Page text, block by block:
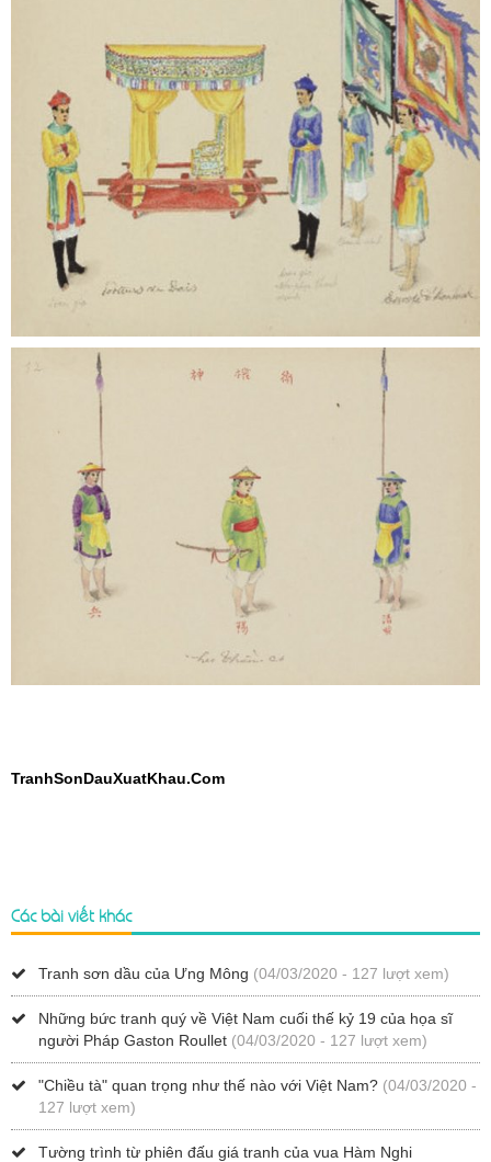
TranhSonDauXuatKhau.Com
Các bài viết khác
Tranh sơn dầu của Ưng Mông (04/03/2020 - 127 lượt xem)
Những bức tranh quý về Việt Nam cuối thế kỷ 19 của họa sĩ
người Pháp Gaston Roullet (04/03/2020 - 127 lượt xem)
"Chiều tà" quan trọng như thế nào với Việt Nam? (04/03/2020 -
127 lượt xem)
Tường trình từ phiên đấu giá tranh của vua Hàm Nghi